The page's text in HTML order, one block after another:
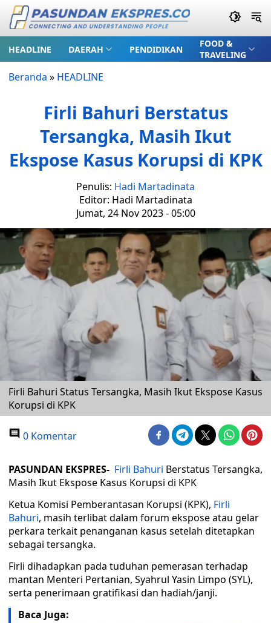
HEADLINE DAERAH PENDIDIKAN
FOOD &
TRAVELING
Beranda » HEADLINE
Firli Bahuri Berstatus
Tersangka, Masih Ikut
Ekspose Kasus Korupsi di KPK
Penulis: Hadi Martadinata
Editor: Hadi Martadinata
Jumat, 24 Nov 2023 - 05:00
Firli Bahuri Status Tersangka, Masih Ikut Ekspose Kasus
Korupsi di KPK
0 Komentar
PASUNDAN EKSPRES- Firli Bahuri Berstatus Tersangka,
Masih Ikut Ekspose Kasus Korupsi di KPK
Ketua Komisi Pemberantasan Korupsi (KPK), Firli
Bahuri, masih terlibat dalam forum ekspose atau gelar
perkara terkait penanganan kasus setelah ditetapkan
sebagai tersangka.
Firli dihadapkan pada tuduhan pemerasan terhadap
mantan Menteri Pertanian, Syahrul Yasin Limpo (SYL),
serta penerimaan gratifikasi dan hadiah/janji.
Baca Juga: